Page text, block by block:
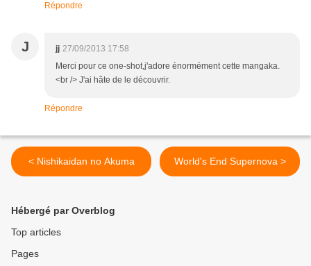
Répondre
J jj 27/09/2013 17:58
Merci pour ce one-shot,j'adore énormément cette mangaka.
<br /> J'ai hâte de le découvrir.
Répondre
< Nishikaidan no Akuma World's End Supernova >
Hébergé par Overblog
Top articles
Pages